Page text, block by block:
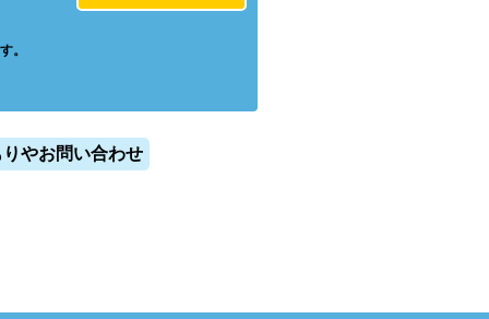
。
やお問い合わせ